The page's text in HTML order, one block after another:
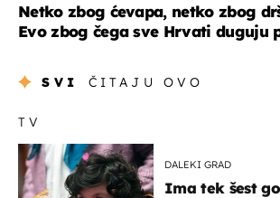
Netko zbog ćevapa, netko zbog
Evo zbog čega sve Hrvati duguju
SVI ČITAJU OVO
TV
DALEKI GRAD
Ima tek šest